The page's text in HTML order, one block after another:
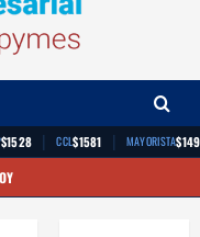
$1528 | CCL$1581 | MAYORISTA